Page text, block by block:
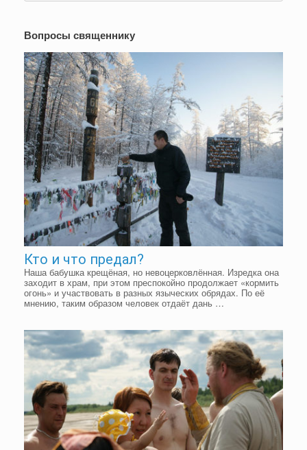
Вопросы священнику
Кто и что предал?
Наша бабушка крещёная, но невоцерковлённая. Изредка она
заходит в храм, при этом преспокойно продолжает «кормить
огонь» и участвовать в разных языческих обрядах. По её
мнению, таким образом человек отдаёт дань …